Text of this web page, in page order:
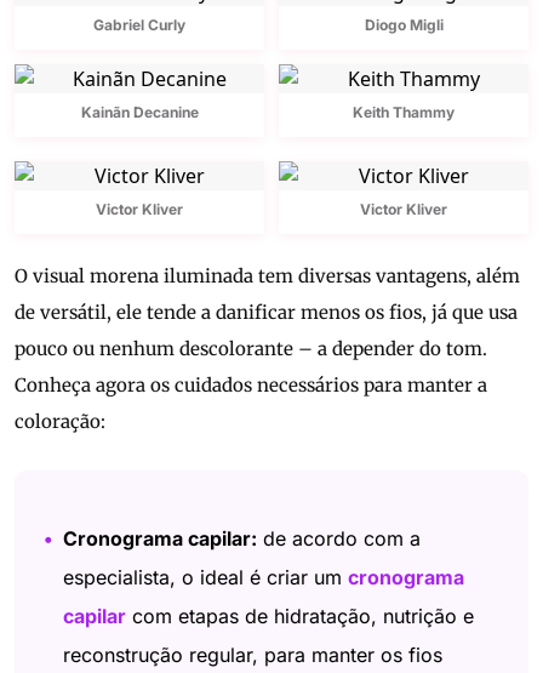
Gabriel Curly Diogo Migli
Kainãn Decanine Keith Thammy
Victor Kliver Victor Kliver
O visual morena iluminada tem diversas vantagens, além
de versátil, ele tende a danificar menos os fios, já que usa
pouco ou nenhum descolorante – a depender do tom.
Conheça agora os cuidados necessários para manter a
coloração:
Cronograma capilar: de acordo com a
especialista, o ideal é criar um cronograma
capilar com etapas de hidratação, nutrição e
reconstrução regular, para manter os fios